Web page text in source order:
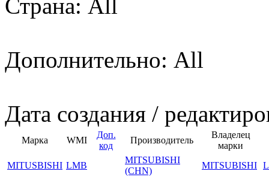
Страна: All
Дополнительно: All
Дата создания /
Марка WMI
Доп.
код
Производитель
Владелец
марки
MITUSBISHI LMB
MITSUBISHI
(CHN)
MITSUBISHI